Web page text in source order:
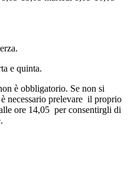
e quinta.
è obbligatorio. Se non si
necessario prelevare il proprio
ore 14,05 per consentirgli di